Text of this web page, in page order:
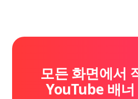
모든 화면에서
YouTube 배너